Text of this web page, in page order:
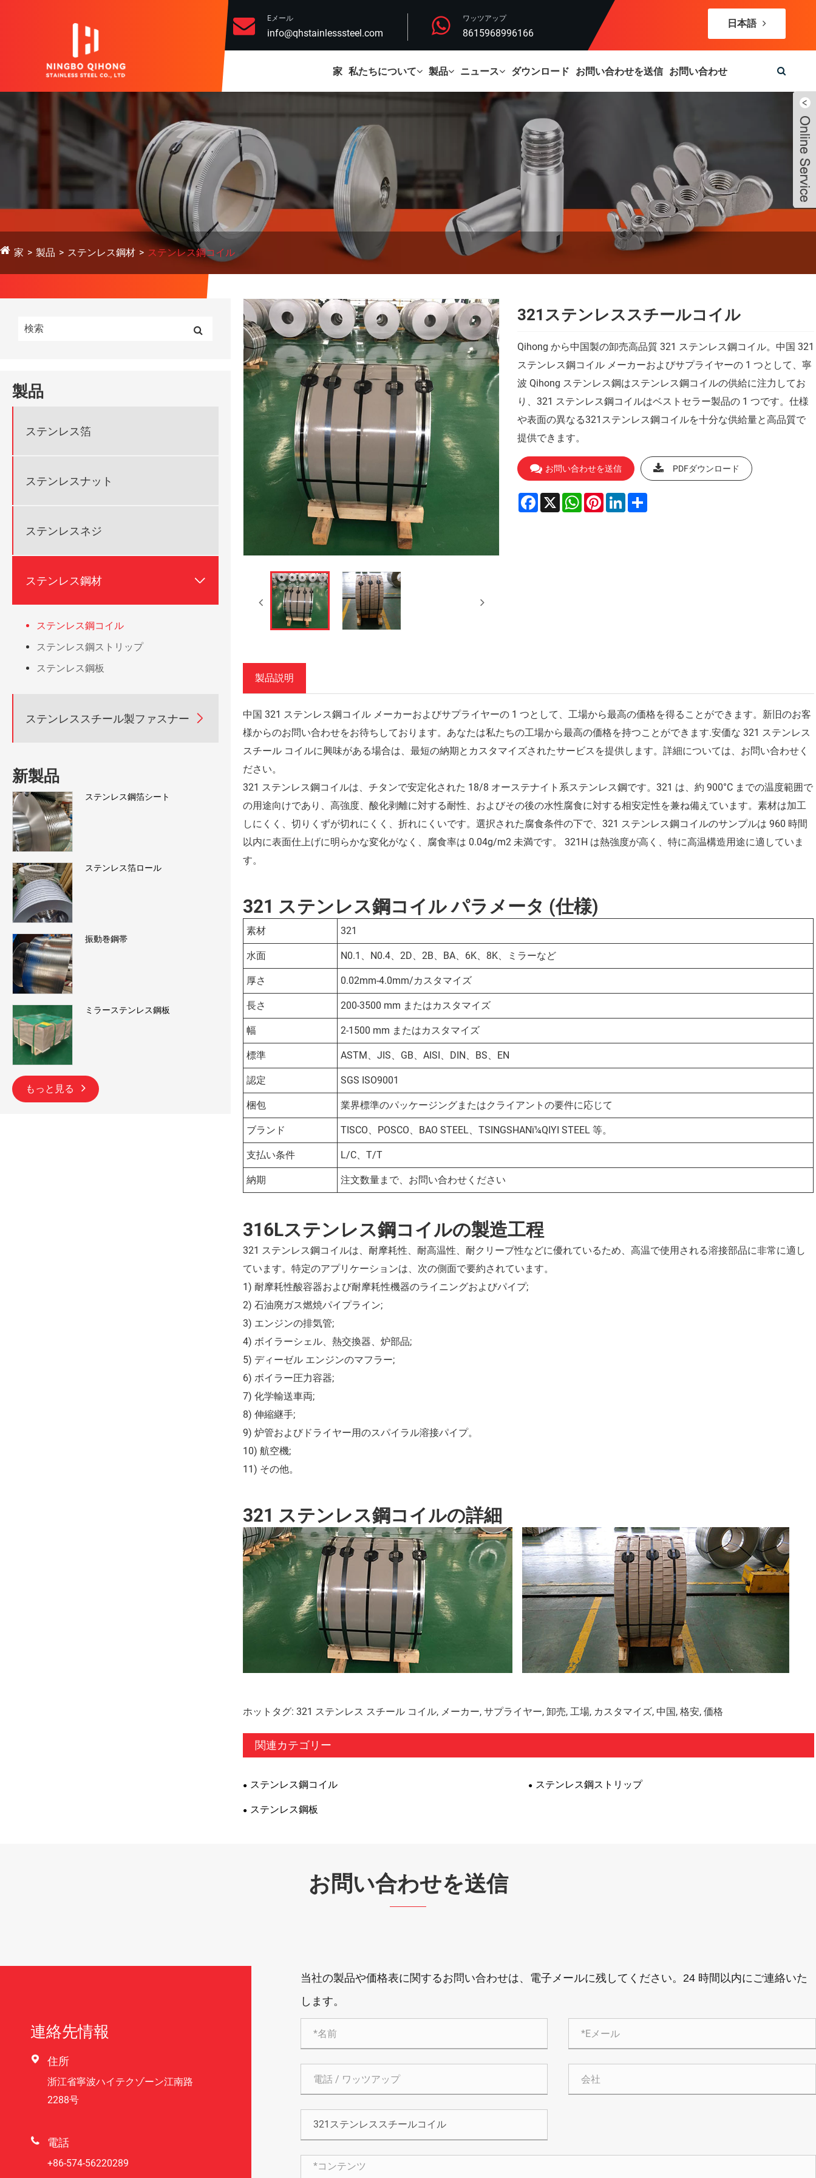
Eメール
info@qhstainlesssteel.com
ワッツアップ
8615968996166
日本語
家 私たちについて 製品 ニュース ダウンロード お問い合わせを送信 お問い合わせ
家 製品 ステンレス鋼材 ステンレス鋼コイル
製品
ステンレス箔
ステンレスナット
ステンレスネジ
ステンレス鋼材 
ステンレス鋼コイル
ステンレス鋼ストリップ
ステンレス鋼板
ステンレススチール製ファスナー 
新製品
ステンレス鋼箔シート
ステンレス箔ロール
振動巻鋼帯
ミラーステンレス鋼板
もっと見る
321ステンレススチールコイル
Qihong から中国製の卸売高品質 321 ステンレス鋼コイル。中国 321
ステンレス鋼コイル メーカーおよびサプライヤーの 1 つとして、寧
波 Qihong ステンレス鋼はステンレス鋼コイルの供給に注力してお
り、321 ステンレス鋼コイルはベストセラー製品の 1 つです。仕様
や表面の異なる321ステンレス鋼コイルを十分な供給量と高品質で
提供できます。
お問い合わせを送信 PDFダウンロード
Facebook
X WhatsApp
PinterestLinkedInShare
製品説明
中国 321 ステンレス鋼コイル メーカーおよびサプライヤーの 1 つとして、工場から最高の価格を得ることができます。新旧のお客
様からのお問い合わせをお待ちしております。あなたは私たちの工場から最高の価格を持つことができます.安価な 321 ステンレス
スチール コイルに興味がある場合は、最短の納期とカスタマイズされたサービスを提供します。詳細については、お問い合わせく
ださい。
321 ステンレス鋼コイルは、チタンで安定化された 18/8 オーステナイト系ステンレス鋼です。321 は、約 900°C までの温度範囲で
の用途向けであり、高強度、酸化剥離に対する耐性、およびその後の水性腐食に対する相安定性を兼ね備えています。素材は加工
しにくく、切りくずが切れにくく、折れにくいです。選択された腐食条件の下で、321 ステンレス鋼コイルのサンプルは 960 時間
以内に表面仕上げに明らかな変化がなく、腐食率は 0.04g/m2 未満です。 321H は熱強度が高く、特に高温構造用途に適していま
す。
321 ステンレス鋼コイル パラメータ (仕様)
素材 321
水面 N0.1、N0.4、2D、2B、BA、6K、8K、ミラーなど
厚さ 0.02mm-4.0mm/カスタマイズ
長さ 200-3500 mm またはカスタマイズ
幅 2-1500 mm またはカスタマイズ
標準 ASTM、JIS、GB、AISI、DIN、BS、EN
認定 SGS ISO9001
梱包 業界標準のパッケージングまたはクライアントの要件に応じて
ブランド TISCO、POSCO、BAO STEEL、TSINGSHANï¼QIYI STEEL 等。
支払い条件 L/C、T/T
納期 注文数量まで、お問い合わせください
316Lステンレス鋼コイルの製造工程
321 ステンレス鋼コイルは、耐摩耗性、耐高温性、耐クリープ性などに優れているため、高温で使用される溶接部品に非常に適し
ています。特定のアプリケーションは、次の側面で要約されています。
1) 耐摩耗性酸容器および耐摩耗性機器のライニングおよびパイプ;
2) 石油廃ガス燃焼パイプライン;
3) エンジンの排気管;
4) ボイラーシェル、熱交換器、炉部品;
5) ディーゼル エンジンのマフラー;
6) ボイラー圧力容器;
7) 化学輸送車両;
8) 伸縮継手;
9) 炉管およびドライヤー用のスパイラル溶接パイプ。
10) 航空機;
11) その他。
321 ステンレス鋼コイルの詳細
ホットタグ: 321 ステンレス スチール コイル, メーカー, サプライヤー, 卸売, 工場, カスタマイズ, 中国, 格安, 価格
関連カテゴリー
ステンレス鋼コイル ステンレス鋼ストリップ
ステンレス鋼板
お問い合わせを送信
連絡先情報
 住所
浙江省寧波ハイテクゾーン江南路
2288号
 電話
+86-574-56220289
当社の製品や価格表に関するお問い合わせは、電子メールに残してください。24 時間以内にご連絡いた
します。